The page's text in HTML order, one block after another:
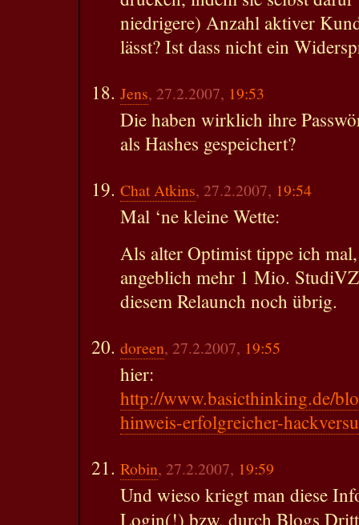
niedrigere) Anzahl aktiver
lässt? Ist dass nicht ein
Jens, 27.2.2007, 19:53
Die haben wirklich ihre
als Hashes gespeichert?
Chat Atkins, 27.2.2007, 19:54
Mal ‘ne kleine Wette:
Als alter Optimist tippe ich
angeblich mehr 1 Mio.
diesem Relaunch noch übrig.
doreen, 27.2.2007, 19:55
hier:
http://www.basicthinking.de/
hinweis-erfolgreicher-
Robin, 27.2.2007, 19:59
Und wieso kriegt man diese
Login(!) bzw. durch Blogs